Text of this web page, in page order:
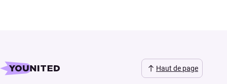
Haut de page